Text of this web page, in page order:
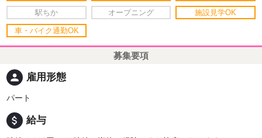
駅ちか オープニング 施設見学OK
車・バイク通勤OK
募集要項
person 雇用形態
パート
attach_money 給与